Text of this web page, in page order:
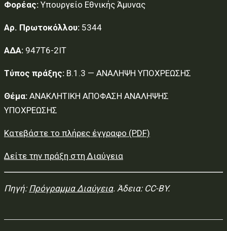
Φορέας: Υπουργείο Εθνικής Άμυνας
Αρ. Πρωτοκόλλου: 5344
ΑΔΑ: 947Τ6-2ΙΤ
Τύπος πράξης: Β.1.3 — ΑΝΑΛΗΨΗ ΥΠΟΧΡΕΩΣΗΣ
Θέμα: ΑΝΑΚΛΗΤΙΚΗ ΑΠΟΦΑΣΗ ΑΝΑΛΗΨΗΣ
ΥΠΟΧΡΕΩΣΗΣ
Κατεβάστε το πλήρες έγγραφο (PDF)
Δείτε την πράξη στη Διαύγεια
Πηγή: Πρόγραμμα Διαύγεια. Άδεια: CC-BY.